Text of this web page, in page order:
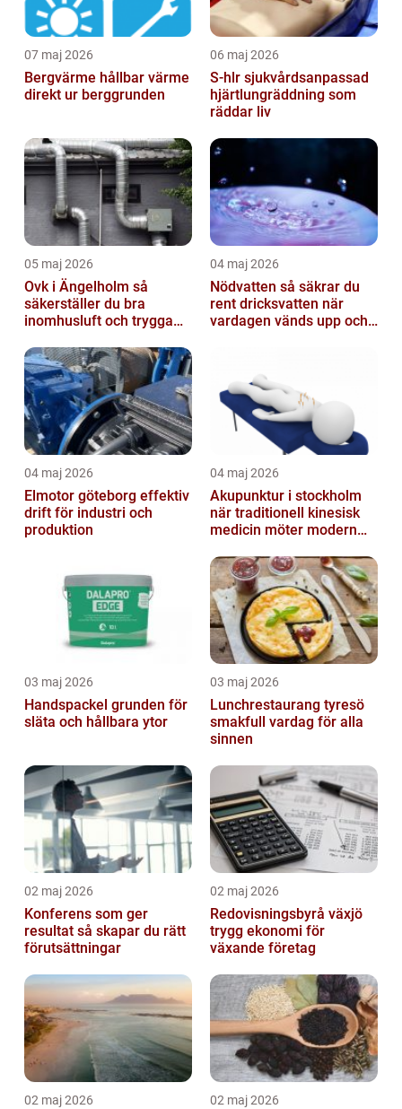
07 maj 2026
Bergvärme hållbar värme
direkt ur berggrunden
06 maj 2026
S-hlr sjukvårdsanpassad
hjärtlungräddning som
räddar liv
05 maj 2026
Ovk i Ängelholm så
säkerställer du bra
inomhusluft och trygga
04 maj 2026
Nödvatten så säkrar du
rent dricksvatten när
vardagen vänds upp och
04 maj 2026
Elmotor göteborg effektiv
drift för industri och
produktion
04 maj 2026
Akupunktur i stockholm
när traditionell kinesisk
medicin möter modern
03 maj 2026
Handspackel grunden för
släta och hållbara ytor
03 maj 2026
Lunchrestaurang tyresö
smakfull vardag för alla
sinnen
02 maj 2026
Konferens som ger
resultat så skapar du rätt
förutsättningar
02 maj 2026
Redovisningsbyrå växjö
trygg ekonomi för
växande företag
02 maj 2026 02 maj 2026